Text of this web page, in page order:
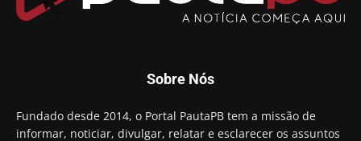
Sobre Nós
Fundado desde 2014, o Portal PautaPB tem a missão de
informar, noticiar, divulgar, relatar e esclarecer os assuntos